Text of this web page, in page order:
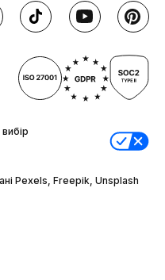
Pexels, Freepik, Unsplash